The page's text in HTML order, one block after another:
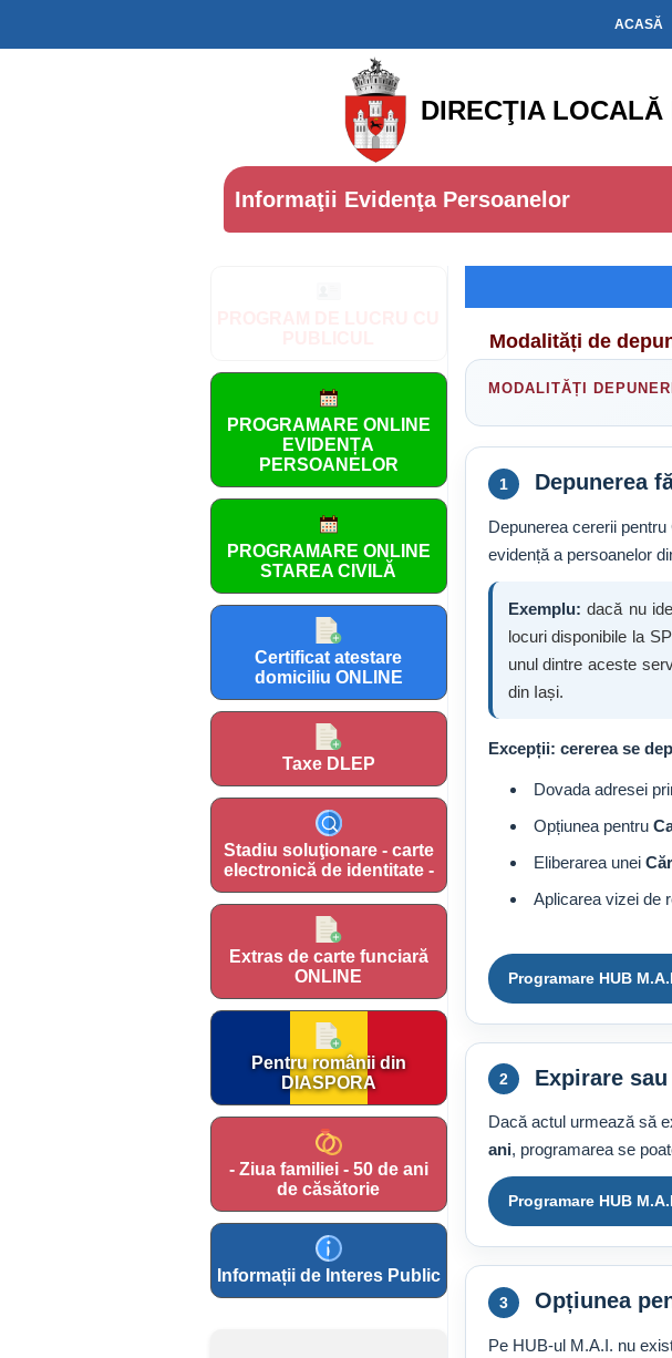
ACASĂ
DIRECŢIA LOCALĂ
Informaţii Evidenţa Persoanelor
PROGRAMARE ONLINE
EVIDENȚA
PERSOANELOR
PROGRAMARE ONLINE
STAREA CIVILĂ
Certificat atestare
domiciliu ONLINE
Taxe DLEP
Stadiu soluţionare - carte
electronică de identitate -
Extras de carte funciară
ONLINE
Pentru românii din
DIASPORA
- Ziua familiei - 50 de ani
de căsătorie
Informații de Interes Public
Modalități de
MODALITĂȚI
1 Depunerea
Depunerea cererii
evidență a persoanelor
Exemplu:dacă nu
locuri disponibile la
unul dintre aceste
din Iași.
Excepții: cererea se
Dovada adresei
Opțiunea pentru
Eliberarea unei
Aplicarea vizei de
Programare HUB
2 Expirare
Dacă actul urmează să
ani, programarea se
Programare HUB
3 Opțiunea
Pe HUB-ul M.A.I. nu